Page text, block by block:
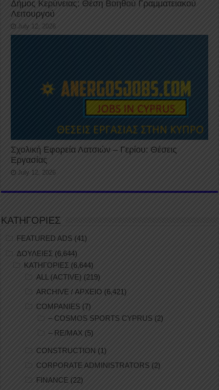
Δήμος Κερύνειας: Θέση Βοηθού Γραμματειακού
Λειτουργού
July 12, 2026
Σχολική Εφορεία Λατσιών – Γερίου: Θέσεις
Εργασίας
July 12, 2026
ΚΑΤΗΓΟΡΙΕΣ
FEATURED ADS (41)
ΔΟΥΛΕΙΕΣ (6,644)
ΚΑΤΗΓΟΡΙΕΣ (6,644)
ALL (ACTIVE) (219)
ARCHIVE / ΑΡΧΕΙΟ (6,421)
COMPANIES (7)
– COSMOS SPORTS CYPRUS (2)
– RE/MAX (5)
CONSTRUCTION (1)
CORPORATE ADMINISTRATORS (2)
FINANCE (22)